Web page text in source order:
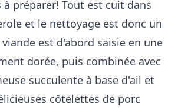
préparer! Tout est cuit dans
et le nettoyage est donc un
est d'abord saisie en une
dorée, puis combinée avec
succulente à base d'ail et
côtelettes de porc